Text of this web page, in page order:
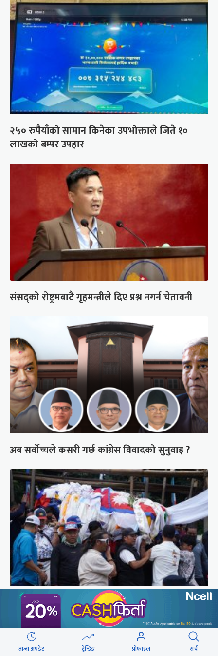
२५० रुपैयाँको सामान किनेका उपभोक्ताले जिते १०
लाखको बम्पर उपहार
संसद्को रोष्ट्रमबाटै गृहमन्त्रीले दिए प्रश्न नगर्न चेतावनी
अब सर्वोच्चले कसरी गर्छ कांग्रेस विवादको सुनुवाइ ?
पर्वतारोही पुरबहादुर गुरुङको अन्त्येष्टि (तस्वीरहरू)
ताजा अपडेट ट्रेन्डिङ प्रोफाइल सर्च